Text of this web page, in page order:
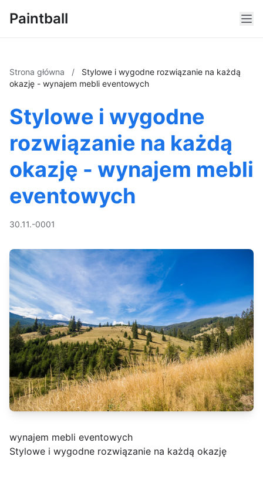
Paintball
Strona główna /
Stylowe i wygodne rozwiązanie na każdą
okazję - wynajem mebli eventowych
Stylowe i wygodne
rozwiązanie na każdą
okazję - wynajem mebli
eventowych
30.11.-0001
wynajem mebli eventowych
Stylowe i wygodne rozwiązanie na każdą okazję